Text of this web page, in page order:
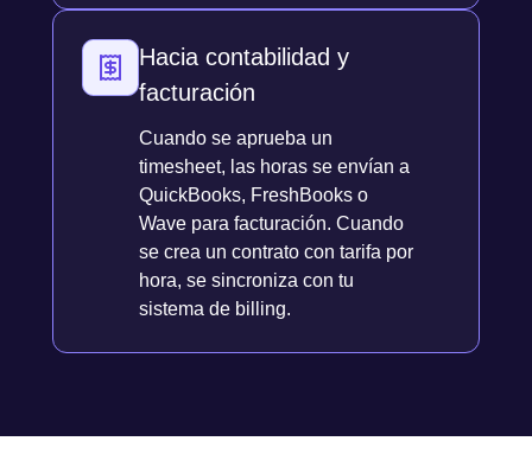
Hacia contabilidad y
facturación
Cuando se aprueba un
timesheet, las horas se envían a
QuickBooks, FreshBooks o
Wave para facturación. Cuando
se crea un contrato con tarifa por
hora, se sincroniza con tu
sistema de billing.